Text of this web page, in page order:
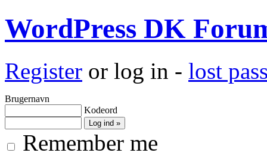
WordPress DK
Register or log in - lost
Brugernavn
Kodeord
Remember me